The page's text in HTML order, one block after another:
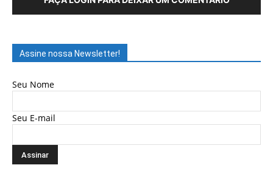
Assine nossa Newsletter!
Seu Nome
Seu E-mail